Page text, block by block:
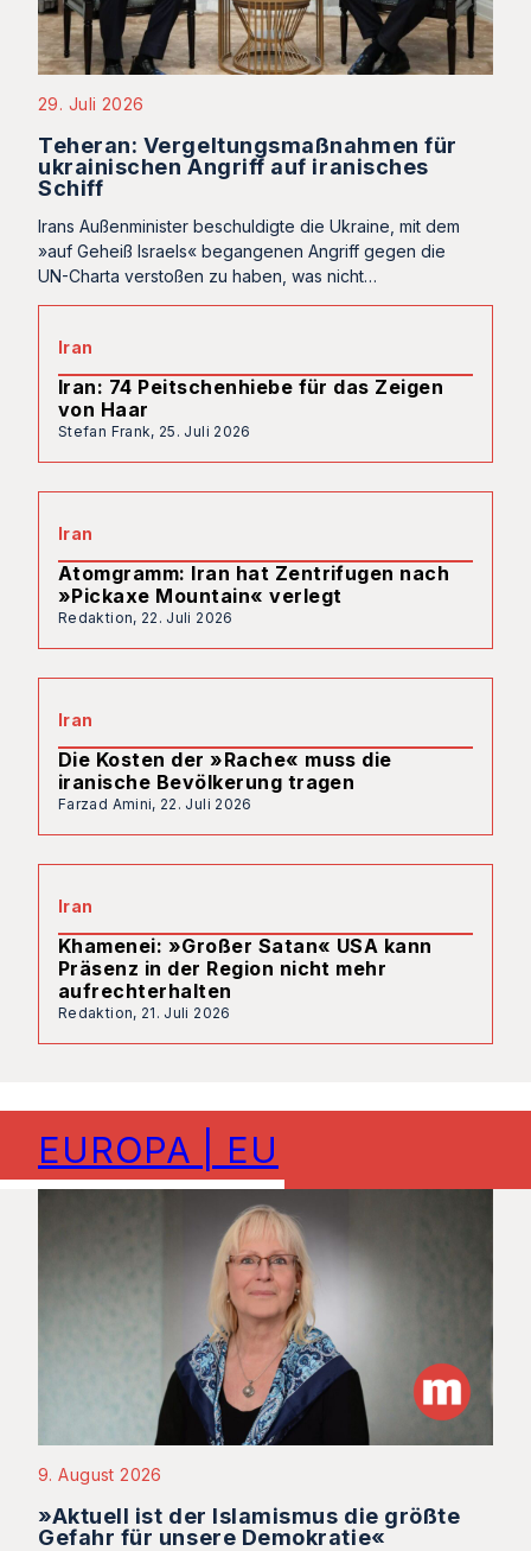
29. Juli 2026
Teheran: Vergeltungsmaßnahmen für
ukrainischen Angriff auf iranisches
Schiff
Irans Außenminister beschuldigte die Ukraine, mit dem
»auf Geheiß Israels« begangenen Angriff gegen die
UN-Charta verstoßen zu haben, was nicht…
Iran
Iran: 74 Peitschenhiebe für das Zeigen
von Haar
Stefan Frank, 25. Juli 2026
Iran
Atomgramm: Iran hat Zentrifugen nach
»Pickaxe Mountain« verlegt
Redaktion, 22. Juli 2026
Iran
Die Kosten der »Rache« muss die
iranische Bevölkerung tragen
Farzad Amini, 22. Juli 2026
Iran
Khamenei: »Großer Satan« USA kann
Präsenz in der Region nicht mehr
aufrechterhalten
Redaktion, 21. Juli 2026
EUROPA | EU
9. August 2026
»Aktuell ist der Islamismus die größte
Gefahr für unsere Demokratie«